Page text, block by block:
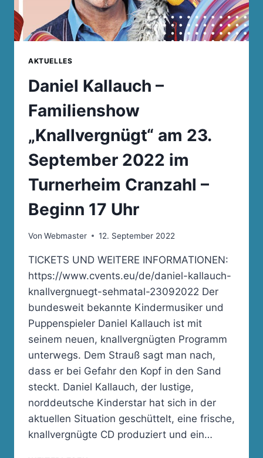
AKTUELLES
Daniel Kallauch –
Familienshow
„Knallvergnügt“ am 23.
September 2022 im
Turnerheim Cranzahl –
Beginn 17 Uhr
Von Webmaster 12. September 2022
TICKETS UND WEITERE INFORMATIONEN:
https://www.cvents.eu/de/daniel-kallauch-
knallvergnuegt-sehmatal-23092022 Der
bundesweit bekannte Kindermusiker und
Puppenspieler Daniel Kallauch ist mit
seinem neuen, knallvergnügten Programm
unterwegs. Dem Strauß sagt man nach,
dass er bei Gefahr den Kopf in den Sand
steckt. Daniel Kallauch, der lustige,
norddeutsche Kinderstar hat sich in der
aktuellen Situation geschüttelt, eine frische,
knallvergnügte CD produziert und ein…